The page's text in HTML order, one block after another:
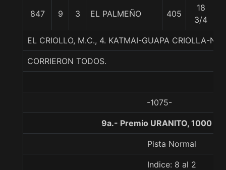
847 9 3 EL PALMEÑO 405
18
3/4
EL CRIOLLO, M.C., 4. KATMAI-GUAPA CRIOLLA-
CORRIERON TODOS.
-1075-
9a.- Premio URANITO, 1000
Pista Normal
Indice: 8 al 2